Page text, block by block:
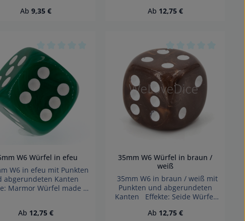
Wegen verschluckbarer
Regulärer Preis:
Ab 9,35 €
Wegen verschluckbarer
Regulärer Preis:
Ab 12,75 €
von 0 von 5 Sternen
Durchschnittliche Bewertung von 0 von 5 Sternen
W6 Würfel in efeu
W6 in efeu mit Punkten
abgerundeten Kanten
Marmor Würfel made in
Kinder unter 3 Jahren
Regulärer Preis:
Ab 12,75 €
Durchschnittliche
35mm W6 Würfel in braun /
weiß
35mm W6 in braun / weiß mit
Punkten und abgerundeten
Kanten Effekte: Seide Würfel
Wegen verschluckbarer
Regulärer Preis:
Ab 12,75 €